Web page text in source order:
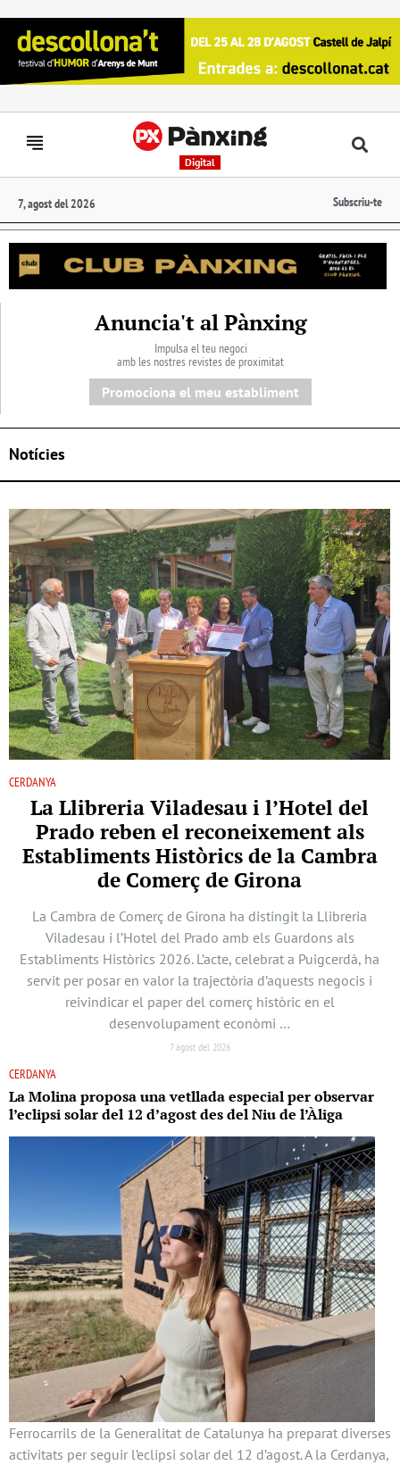
Digital
7, agost del 2026 Subscriu-te
Anuncia't al Pànxing
Impulsa el teu negoci
amb les nostres revistes de proximitat
Promociona el meu establiment
Notícies
CERDANYA
La Llibreria Viladesau i l’Hotel del
Prado reben el reconeixement als
Establiments Històrics de la Cambra
de Comerç de Girona
La Cambra de Comerç de Girona ha distingit la Llibreria
Viladesau i l’Hotel del Prado amb els Guardons als
Establiments Històrics 2026. L’acte, celebrat a Puigcerdà, ha
servit per posar en valor la trajectòria d’aquests negocis i
reivindicar el paper del comerç històric en el
desenvolupament econòmi …
7 agost del 2026
CERDANYA
La Molina proposa una vetllada especial per observar
l’eclipsi solar del 12 d’agost des del Niu de l’Àliga
Ferrocarrils de la Generalitat de Catalunya ha preparat diverses
activitats per seguir l’eclipsi solar del 12 d’agost. A la Cerdanya,